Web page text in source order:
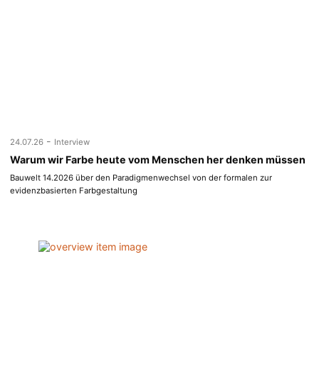
24.07.26 - Interview
Warum wir Farbe heute vom Menschen her denken müssen
Bauwelt 14.2026 über den Paradigmenwechsel von der formalen zur
evidenzbasierten Farbgestaltung